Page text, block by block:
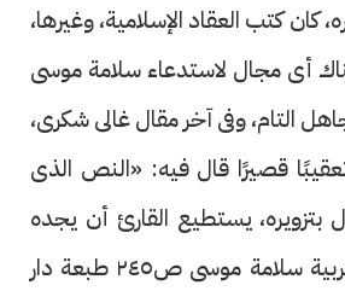
كان كتب العقاد الإسلامية، وغيرها،
أى مجال لاستدعاء سلامة موسى
التام، وفى آخر مقال غالى شكرى،
قصيرًا قال فيه: «النص الذى
بتزويره، يستطيع القارئ أن يجده
بحذافيره فى كتاب تربية سلامة موسى ص٢٤٥ طبعة دار